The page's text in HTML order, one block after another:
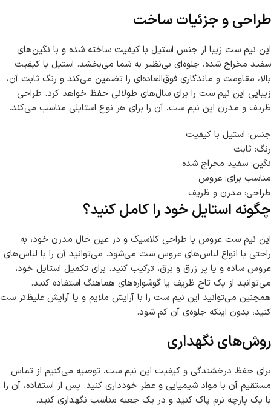
طراحی و جزئیات ساخت
این نیم ست زیبا از جنس استیل با کیفیت ساخته شده و با نگین‌های
سفید مخراج شده، جلوه‌ای بی‌نظیر به شما می‌بخشد. استیل با کیفیت
بالا، مقاومت و ماندگاری فوق‌العاده‌ای را تضمین می‌کند و رنگ ثابت آن،
زیبایی این نیم ست را برای سال‌های طولانی حفظ خواهد کرد. طراحی
ظریف و مدرن این نیم ست، آن را برای هر نوع استایلی مناسب می‌کند.
جنس: استیل با کیفیت
رنگ: ثابت
نگین: سفید مخراج شده
مناسب برای: عروس
طراحی: مدرن و ظریف
چگونه استایل خود را کامل کنید؟
این نیم ست عروس با طراحی کلاسیک و در عین حال مدرن خود، به
راحتی با انواع لباس‌های عروس ست می‌شود. می‌توانید آن را با لباس‌های
عروس ساده و یا پر زرق و برق، ترکیب کنید. برای تکمیل استایل خود،
می‌توانید از یک تاج ظریف یا گوشواره‌های هماهنگ استفاده کنید.
همچنین می‌توانید این نیم ست را با آرایش ملایم و یا آرایش غلیظ‌تر ست
کنید، بدون اینکه جلوه‌ی آن کم شود.
روش‌های نگهداری
برای حفظ درخشندگی و کیفیت این نیم ست، توصیه می‌کنیم از تماس
مستقیم آن با مواد شیمیایی و عطر خودداری کنید. پس از استفاده، آن را
با یک پارچه نرم پاک کنید و در یک جعبه مناسب نگهداری کنید.